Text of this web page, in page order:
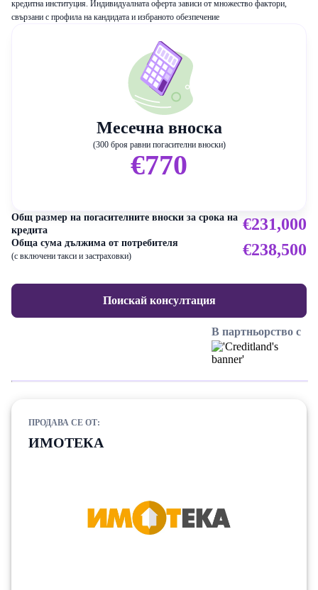
кредитна институция. Индивидуалната оферта зависи от множество фактори,
свързани с профила на кандидата и избраното обезпечение
Месечна вноска
(300 броя равни погасителни вноски)
€770
Общ размер на погасителните вноски за срока на
кредита
€231,000
Обща сума дължима от потребителя
(с включени такси и застраховки) €238,500
Поискай консултация
В партньорство с
ПРОДАВА СЕ ОТ:
ИМОТЕКА